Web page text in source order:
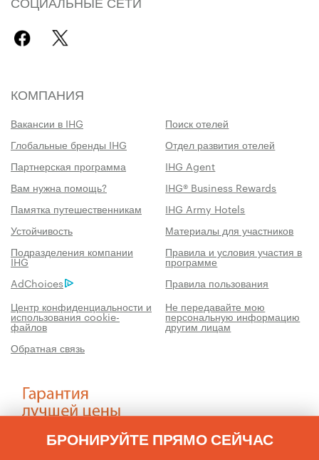
БРОНИРУЙТЕ ПРЯМО СЕЙЧАС
КОМПАНИЯ
Вакансии в IHG
Поиск отелей
Глобальные бренды IHG
Отдел развития отелей
Партнерская программа
IHG Agent
Вам нужна помощь?
IHG® Business Rewards
Памятка путешественникам
IHG Army Hotels
Устойчивость
Материалы для участников
Подразделения компании
IHG
Правила и условия участия в
программе
AdChoices
Правила пользования
Центр конфиденциальности и
использования cookie-
файлов
Не передавайте мою
персональную информацию
другим лицам
Обратная связь